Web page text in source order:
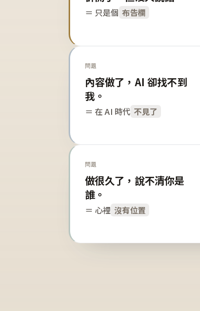
＝ 只是個 布告欄
問題
內容做了，AI 卻找不到
我。
＝ 在 AI 時代 不見了
問題
做很久了，說不清你是
誰。
＝ 心裡 沒有位置